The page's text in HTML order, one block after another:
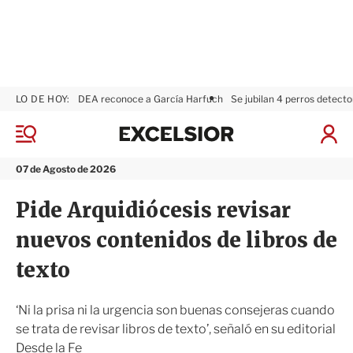
M
n
07 de Agosto de 2026
LO DE HOY: DEA reconoce a García Harfuch Se jubilan 4 perros
I
S
ó
n
x
i
r
Pide Arquidiócesis revisar
nuevos contenidos de libros de
texto
‘Ni la prisa ni la urgencia son buenas consejeras cuando
se trata de revisar libros de texto’, señaló en su editorial
Desde la Fe